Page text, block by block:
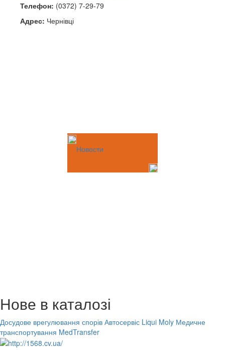
Телефон: (0372) 7-29-79
Адрес: Чернівці
Новости
Нове в каталозі
Досудове врегулювання спорів Автосервіс Liqui Moly Медичне
транспортування MedTransfer